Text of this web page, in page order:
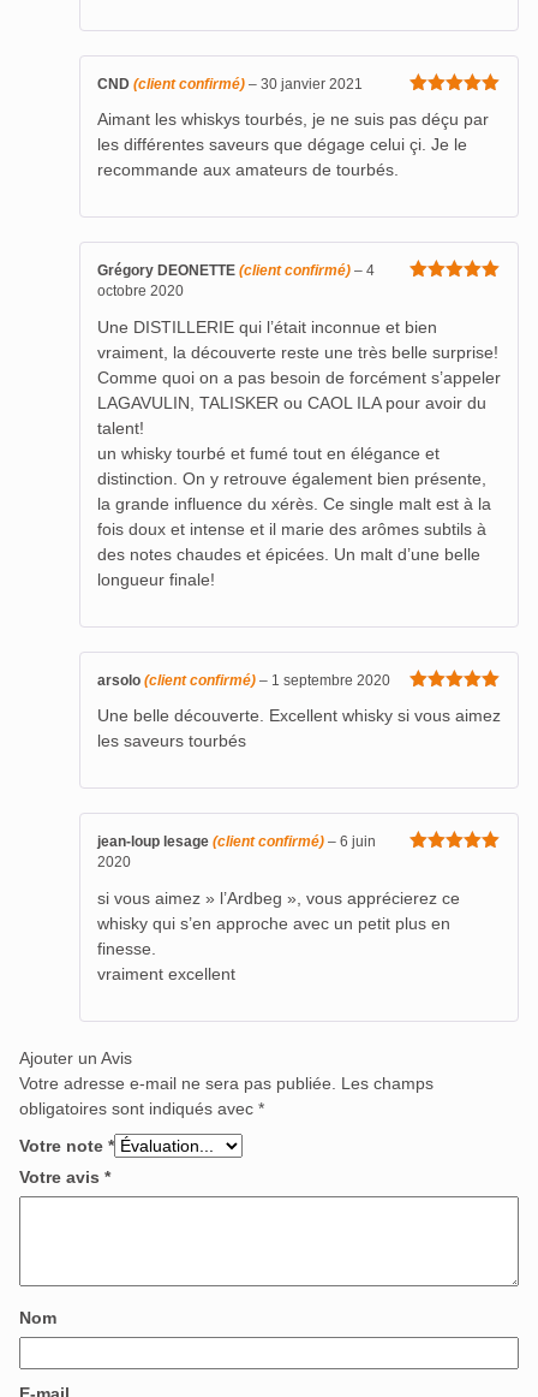
5
CND (client confirmé) – 30 janvier 2021
Aimant les whiskys tourbés, je ne suis pas déçu par
les différentes saveurs que dégage celui çi. Je le
recommande aux amateurs de tourbés.
Grégory DEONETTE (client confirmé) – 4
octobre 2020
Une DISTILLERIE qui l’était inconnue et bien
vraiment, la découverte reste une très belle surprise!
Comme quoi on a pas besoin de forcément s’appeler
LAGAVULIN, TALISKER ou CAOL ILA pour avoir du
talent!
un whisky tourbé et fumé tout en élégance et
distinction. On y retrouve également bien présente,
la grande influence du xérès. Ce single malt est à la
fois doux et intense et il marie des arômes subtils à
des notes chaudes et épicées. Un malt d’une belle
longueur finale!
5
arsolo (client confirmé) – 1 septembre 2020
Une belle découverte. Excellent whisky si vous aimez
les saveurs tourbés
jean-loup lesage (client confirmé) – 6 juin
2020
si vous aimez » l’Ardbeg », vous apprécierez ce
whisky qui s’en approche avec un petit plus en
finesse.
vraiment excellent
Ajouter un Avis
Votre adresse e-mail ne sera pas publiée.
Les champs
obligatoires sont indiqués avec *
Votre note *
Votre avis *
Nom